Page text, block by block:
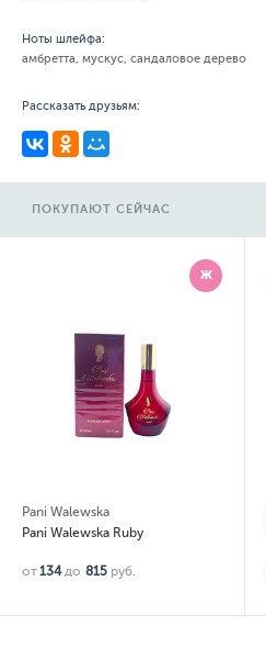
Ноты шлейфа:
амбретта, мускус, сандаловое дерево
Рассказать друзьям:
ПОКУПАЮТ СЕЙЧАС
Ж
Pani Walewska
Pani Walewska Ruby
от134 до 815 руб.